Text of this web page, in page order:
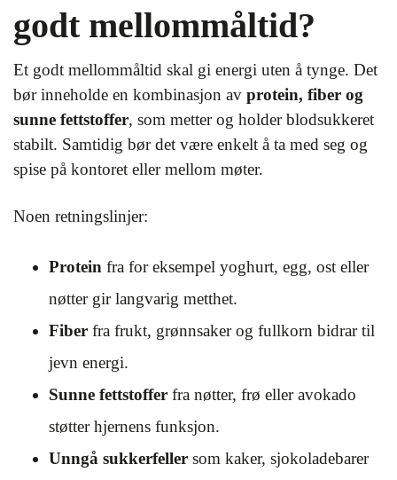
godt mellommåltid?
Et godt mellommåltid skal gi energi uten å tynge. Det
bør inneholde en kombinasjon av protein, fiber og
sunne fettstoffer, som metter og holder blodsukkeret
stabilt. Samtidig bør det være enkelt å ta med seg og
spise på kontoret eller mellom møter.
Noen retningslinjer:
Protein fra for eksempel yoghurt, egg, ost eller
nøtter gir langvarig metthet.
Fiber fra frukt, grønnsaker og fullkorn bidrar til
jevn energi.
Sunne fettstoffer fra nøtter, frø eller avokado
støtter hjernens funksjon.
Unngå sukkerfeller som kaker, sjokoladebarer